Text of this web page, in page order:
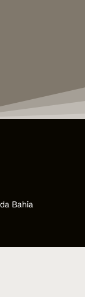
Bahia